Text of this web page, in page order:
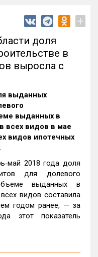
+
доля
в
выросла с
выданных
выданных в
всех видов в мае
видов ипотечных
2018 года доля
для долевого
выданных в
видов составила
годом ранее, — за
этот показатель